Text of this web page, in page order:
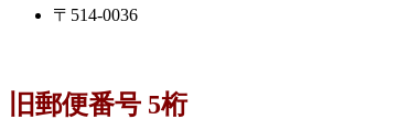
〒514-0036
旧郵便番号 5桁